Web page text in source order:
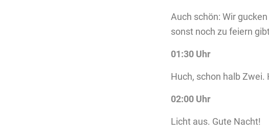
Auch schön: Wir gucken
sonst noch zu feiern
01:30 Uhr
Huch, schon halb Zwei.
02:00 Uhr
Licht aus. Gute Nacht!